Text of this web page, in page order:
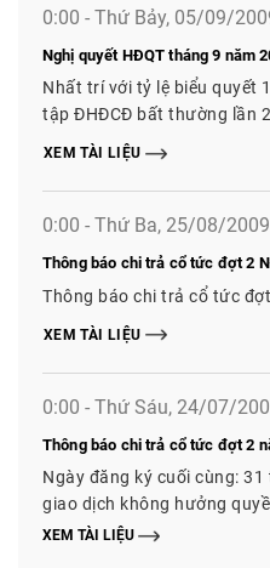
0:00 - Thứ Bảy, 05/09/
Nghị quyết HĐQT tháng 9 năm
Nhất trí với tỷ lệ biểu quyết
tập ĐHĐCĐ bất thường lần
XEM TÀI LIỆU
0:00 - Thứ Ba, 25/08/2009
Thông báo chi trả cổ tức đợt 2
Thông báo chi trả cổ tức
XEM TÀI LIỆU
0:00 - Thứ Sáu, 24/07/
Thông báo chi trả cổ tức đợt 2
Ngày đăng ký cuối cùng:
giao dịch không hưởng
Ngày thanh toán cổ tức: 30
XEM TÀI LIỆU